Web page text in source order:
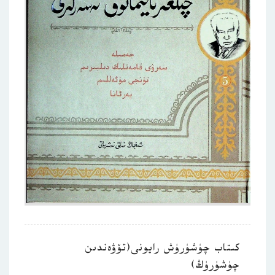
كىتاب چۈشۈرۈش رايونى(تۆۋەندىن
چۈشۈرۈڭ)